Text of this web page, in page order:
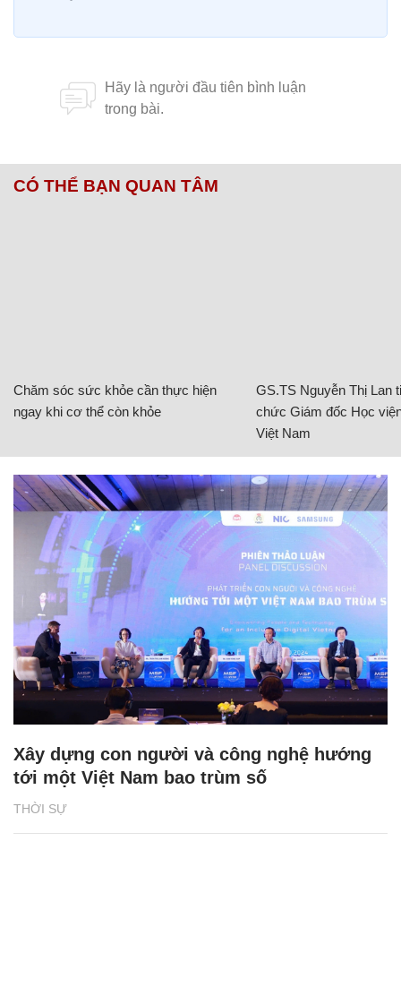
CÓ THỂ BẠN QUAN TÂM
Chăm sóc sức khỏe cần thực hiện
ngay khi cơ thể còn khỏe
GS.TS Nguyễn Thị Lan
chức Giám đốc Học
Việt Nam
THỜI SỰ
Xây dựng con người và công nghệ hướng
tới một Việt Nam bao trùm số